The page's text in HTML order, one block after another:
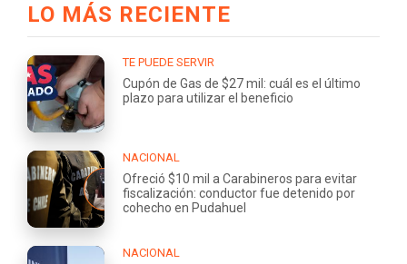
LO MÁS RECIENTE
TE PUEDE SERVIR
Cupón de Gas de $27 mil: cuál es el último
plazo para utilizar el beneficio
NACIONAL
Ofreció $10 mil a Carabineros para evitar
fiscalización: conductor fue detenido por
cohecho en Pudahuel
NACIONAL